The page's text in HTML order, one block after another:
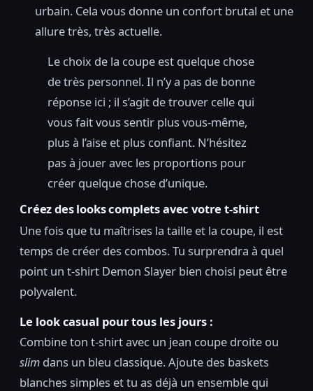
urbain. Cela vous donne un confort brutal et une
allure très, très actuelle.
Le choix de la coupe est quelque chose
de très personnel. Il n’y a pas de bonne
réponse ici ; il s’agit de trouver celle qui
vous fait vous sentir plus vous-même,
plus à l’aise et plus confiant. N’hésitez
pas à jouer avec les proportions pour
créer quelque chose d’unique.
Créez des looks complets avec votre t-shirt
Une fois que tu maîtrises la taille et la coupe, il est
temps de créer des combos. Tu surprendra à quel
point un t-shirt Demon Slayer bien choisi peut être
polyvalent.
Le look casual pour tous les jours :
Combine ton t-shirt avec un jean coupe droite ou
slim dans un bleu classique. Ajoute des baskets
blanches simples et tu as déjà un ensemble qui